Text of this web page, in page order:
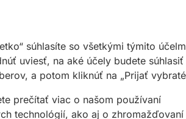
vodou
súhlasíte so všetkými týmito
uviesť, na aké účely budete súhlasiť
a potom kliknúť na „Prijať
prečítať viac o našom používaní
technológií, ako aj o zhromažďovaní